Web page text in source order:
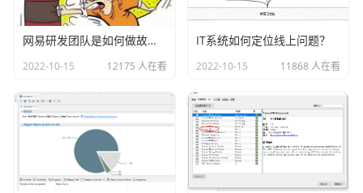
网易研发团队是如何做故障演练的？
2022-10-15 12175 人在看
IT系统如何定位线上问题？
2022-10-15 11868 人在看